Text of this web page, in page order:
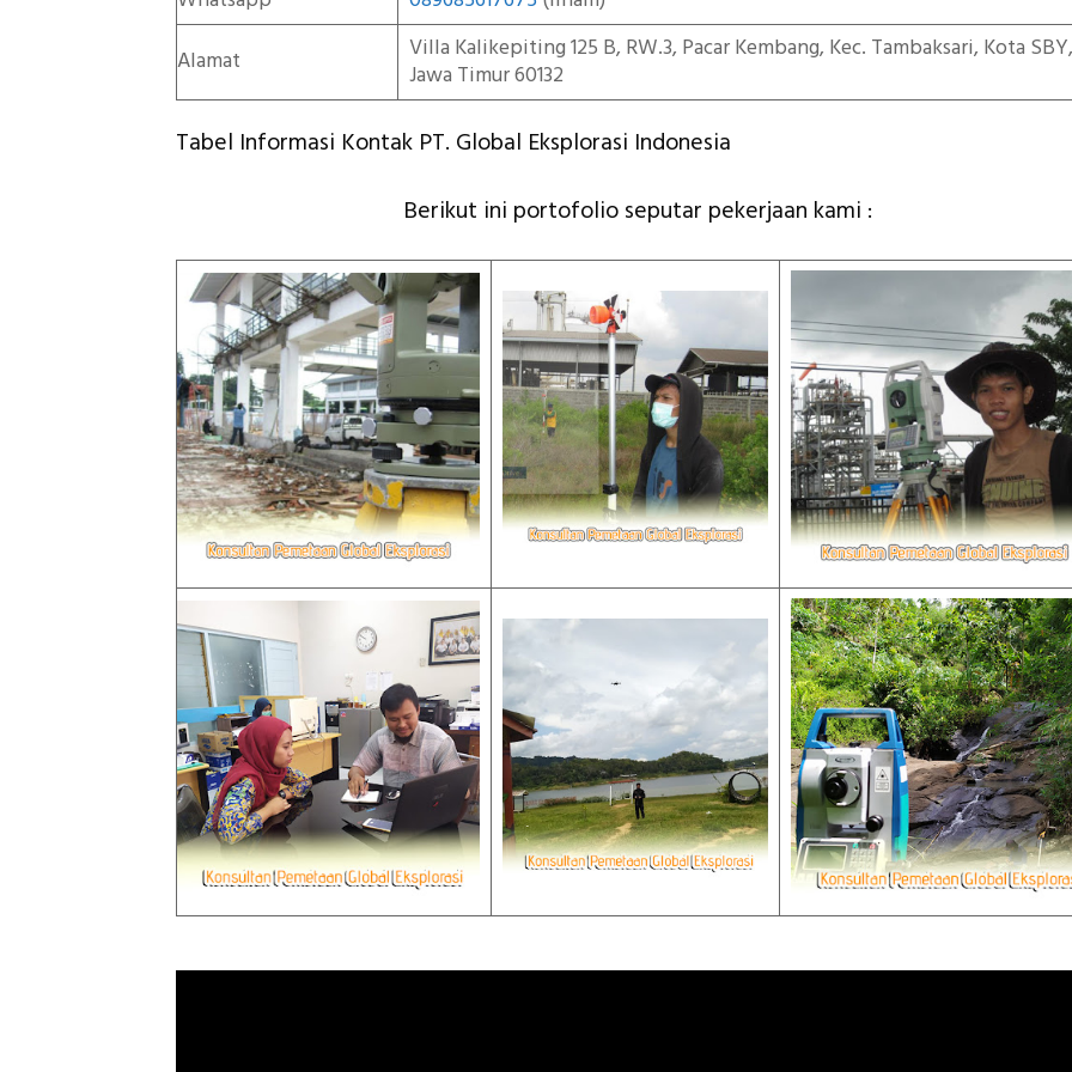
Alamat
Villa Kalikepiting 125 B, RW.3, Pacar Kembang, Kec. Tambaksari, Kota SBY,
Jawa Timur 60132
Tabel Informasi Kontak PT. Global Eksplorasi Indonesia
Berikut ini portofolio seputar pekerjaan kami :